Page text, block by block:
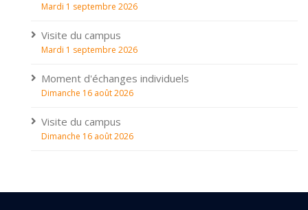
Mardi 1 septembre 2026
Visite du campus
Mardi 1 septembre 2026
Moment d'échanges individuels
Dimanche 16 août 2026
Visite du campus
Dimanche 16 août 2026